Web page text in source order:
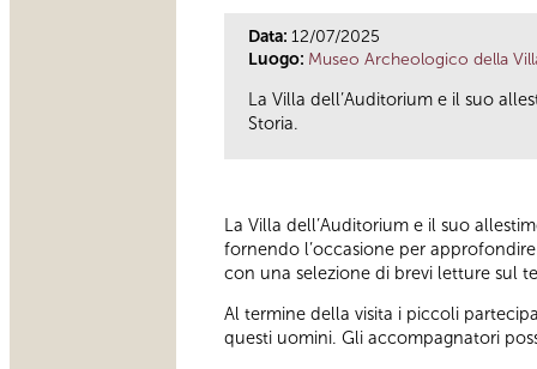
Data: 12/07/2025
Luogo: Museo Archeologico della
La Villa dell’Auditorium e il suo
Storia.
La Villa dell’Auditorium e il suo
fornendo l’occasione per
con una selezione di brevi letture sul
Al termine della visita i piccoli
questi uomini. Gli accompagnatori